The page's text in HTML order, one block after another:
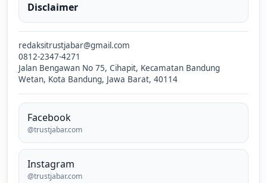
Disclaimer
redaksitrustjabar@gmail.com
0812-2347-4271
Jalan Bengawan No 75, Cihapit, Kecamatan Bandung
Wetan, Kota Bandung, Jawa Barat, 40114
Facebook
@trustjabar.com
Instagram
@trustjabar.com